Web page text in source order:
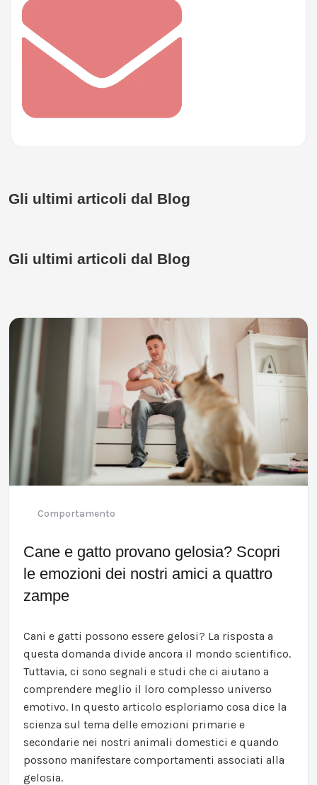
Gli ultimi articoli dal Blog
Gli ultimi articoli dal Blog
Cane e gatto provano gelosia? Scopri
le emozioni dei nostri amici a quattro
zampe
Comportamento
Cani e gatti possono essere gelosi? La risposta a
questa domanda divide ancora il mondo scientifico.
Tuttavia, ci sono segnali e studi che ci aiutano a
comprendere meglio il loro complesso universo
emotivo. In questo articolo esploriamo cosa dice la
scienza sul tema delle emozioni primarie e
secondarie nei nostri animali domestici e quando
possono manifestare comportamenti associati alla
gelosia.